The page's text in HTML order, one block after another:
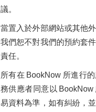
議。
當置入於外部網站或其他
我們恕不對我們的預約套
責任。
所有在 BookNow 所進行
務供應者同意以 BookNow
易資料為準，如有糾紛，